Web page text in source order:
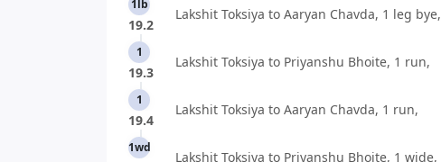
1lb
19.2
Lakshit Toksiya to Aaryan Chavda, 1 leg bye,
1
19.3
Lakshit Toksiya to Priyanshu Bhoite, 1 run,
1
19.4
Lakshit Toksiya to Aaryan Chavda, 1 run,
1wd
Lakshit Toksiya to Priyanshu Bhoite, 1 wide,